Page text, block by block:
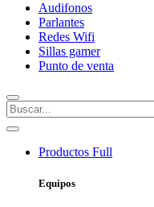
Audifonos
Parlantes
Redes Wifi
Sillas gamer
Punto de venta
Productos Full
Equipos